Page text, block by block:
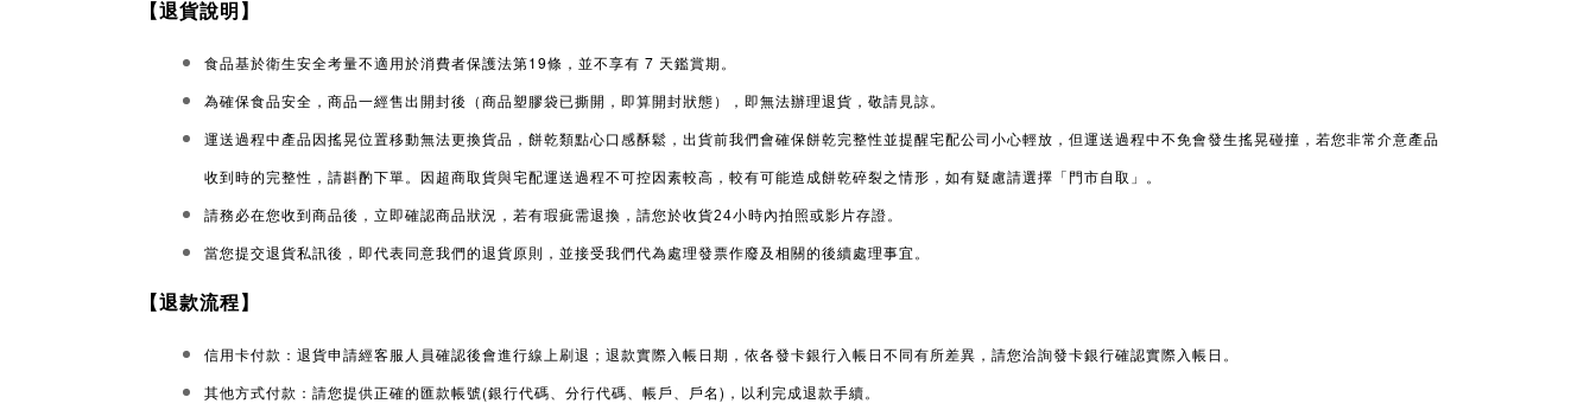
【退貨說明】
食品基於衛生安全考量不適用於消費者保護法第19條，並不享有 7 天鑑賞期。
為確保食品安全，商品一經售出開封後（商品塑膠袋已撕開，即算開封狀態），即無法辦理退貨，敬請見諒。
運送過程中產品因搖晃位置移動無法更換貨品，餅乾類點心口感酥鬆，出貨前我們會確保餅乾完整性並提醒宅配公司小心輕放，但運送過程中不免會發生搖晃碰撞，若您非常介意產品
收到時的完整性，請斟酌下單。因超商取貨與宅配運送過程不可控因素較高，較有可能造成餅乾碎裂之情形，如有疑慮請選擇「門市自取」。
請務必在您收到商品後，立即確認商品狀況，若有瑕疵需退換，請您於收貨24小時內拍照或影片存證。
當您提交退貨私訊後，即代表同意我們的退貨原則，並接受我們代為處理發票作廢及相關的後續處理事宜。
【退款流程】
信用卡付款：退貨申請經客服人員確認後會進行線上刷退；退款實際入帳日期，依各發卡銀行入帳日不同有所差異，請您洽詢發卡銀行確認實際入帳日。
其他方式付款：請您提供正確的匯款帳號(銀行代碼、分行代碼、帳戶、戶名 ) ，以利完成退款手續。